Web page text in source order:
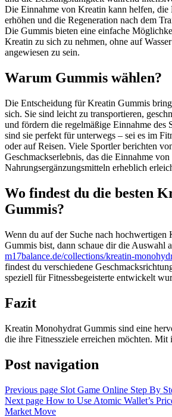
Die Einnahme von Kreatin kann helfen, die
erhöhen und die Regeneration nach dem
Die Gummis bieten eine einfache
Kreatin zu sich zu nehmen, ohne auf
angewiesen zu sein.
Warum Gummis wählen?
Die Entscheidung für Kreatin Gummis
sich. Sie sind leicht zu transportieren,
und fördern die regelmäßige Einnahme des
sind sie perfekt für unterwegs – sei es im
oder auf Reisen. Viele Sportler berichten
Geschmackserlebnis, das die Einnahme von
Nahrungsergänzungsmitteln erheblich
Wo findest du die besten
Gummis?
Wenn du auf der Suche nach
Gummis bist, dann schaue dir die Auswahl
m17balance.de/collections/kreatin-
findest du verschiedene
speziell für Fitnessbegeisterte entwickelt
Fazit
Kreatin Monohydrat Gummis sind eine
die ihre Fitnessziele erreichen möchten. Mit
Post navigation
Previous page Slot Game Online Step By
Next page How to Use Atomic Wallet’s
Market Move